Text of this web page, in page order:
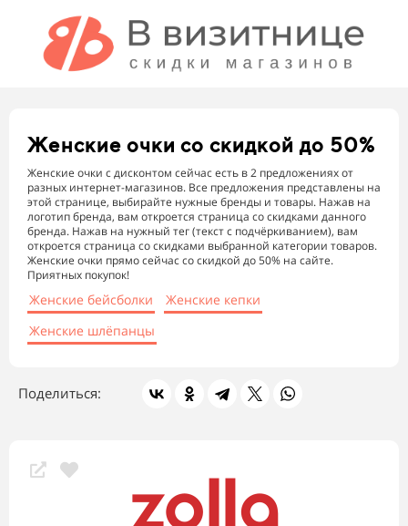
Женские очки со скидкой до 50%
Женские очки с дисконтом сейчас есть в 2 предложениях от
разных интернет-магазинов. Все предложения представлены на
этой странице, выбирайте нужные бренды и товары. Нажав на
логотип бренда, вам откроется страница со скидками данного
бренда. Нажав на нужный тег (текст с подчёркиванием), вам
откроется страница со скидками выбранной категории товаров.
Женские очки прямо сейчас со скидкой до 50% на сайте.
Приятных покупок!
Женские бейсболки
Женские кепки
Женские шлёпанцы
Поделиться: